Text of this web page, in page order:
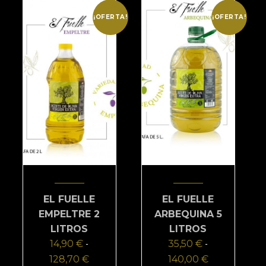
opciones
se
pueden
elegir
en
la
página
de
producto
¡OFERTA!
EL FUELLE
EMPELTRE 2
LITROS
14,90 € -
128,70 €Rango
¡OFERTA!
EL FUELLE
ARBEQUINA 5
LITROS
35,50 € -
140,00 €Rango